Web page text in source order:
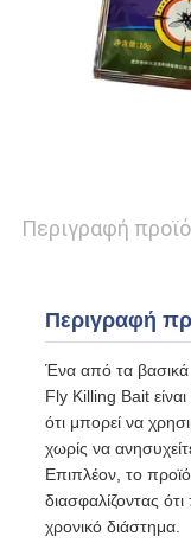
PRIVACY
Περιγραφή
Περιγραφή
Ένα από τα βασικά
Fly Killing Bait
ότι μπορεί να
χωρίς να
Επιπλέον, το
διασφαλίζοντας
χρονικό διάστημα.